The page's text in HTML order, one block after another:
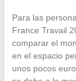
Para las
France Travail
comparar el
en el espacio
unos pocos